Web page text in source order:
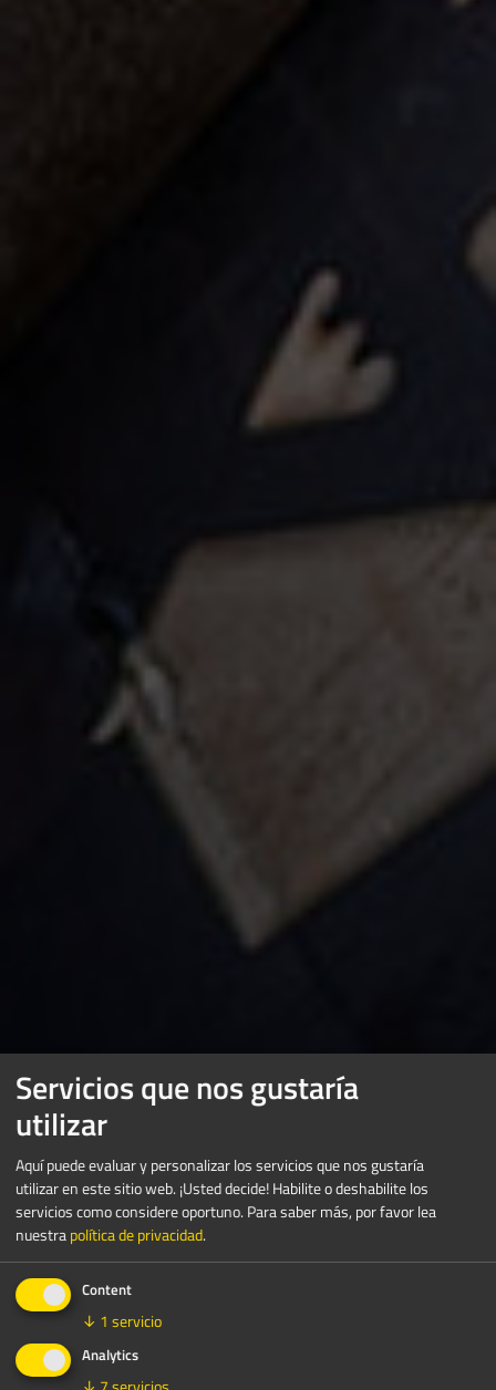
Servicios que nos gustaría
utilizar
Aquí puede evaluar y personalizar los servicios que nos gustaría
utilizar en este sitio web. ¡Usted decide! Habilite o deshabilite los
servicios como considere oportuno.Para saber más, por favor lea
nuestrapolítica de privacidad.
Content
↓ 1 servicio
Analytics